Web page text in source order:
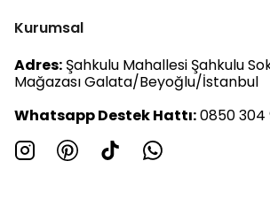
Kurumsal
Adres: Şahkulu Mahallesi Şahkulu
Mağazası Galata/Beyoğlu/İstanbul
Whatsapp Destek Hattı:0850 304